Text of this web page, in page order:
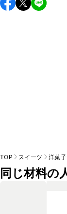
し上がりください
TOP スイーツ 洋菓子
同じ材料の